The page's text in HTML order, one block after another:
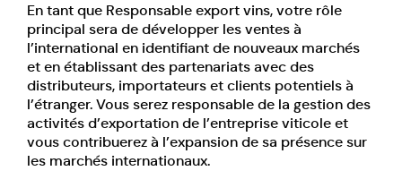
En tant que Responsable export vins, votre rôle
principal sera de développer les ventes à
l’international en identifiant de nouveaux marchés
et en établissant des partenariats avec des
distributeurs, importateurs et clients potentiels à
l’étranger. Vous serez responsable de la gestion des
activités d’exportation de l’entreprise viticoleet
vous contribuerez à l’expansion de sa présence sur
les marchés internationaux.